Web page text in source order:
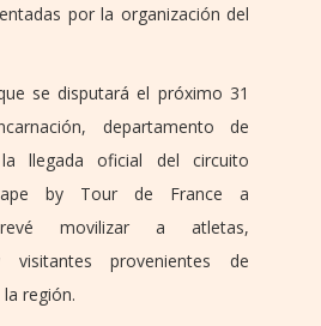
por la organización del
se disputará el próximo 31
departamento de
llegada oficial del circuito
by Tour de France a
movilizar a atletas,
visitantes provenientes de
región.